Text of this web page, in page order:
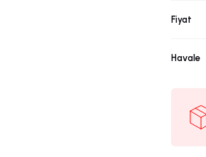
Fiyat
Havale